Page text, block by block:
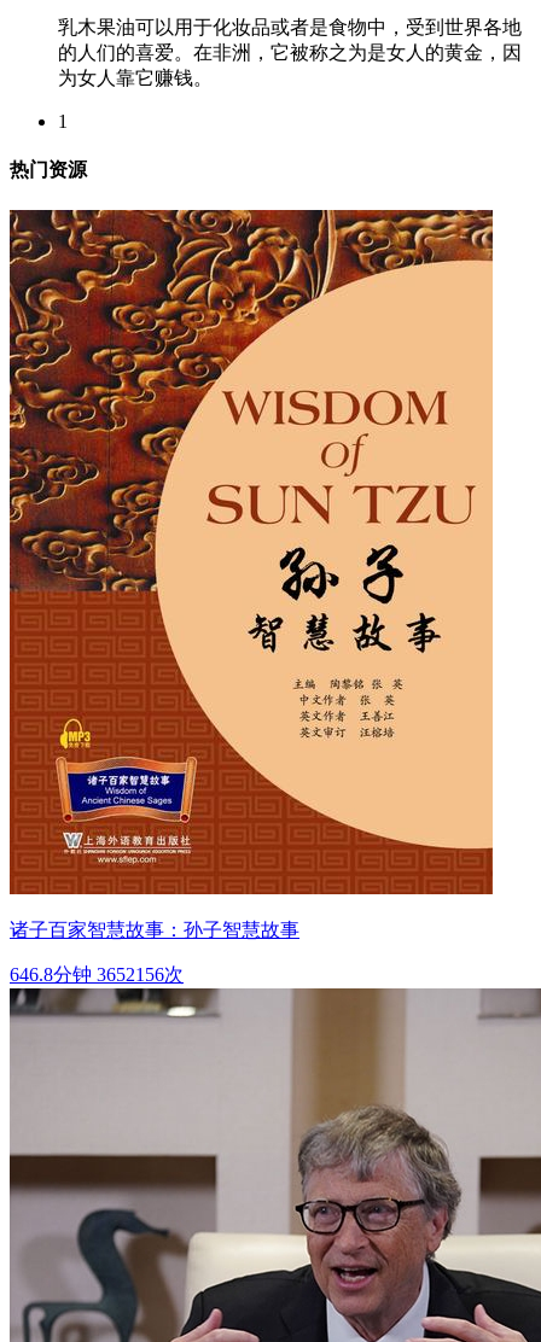
乳木果油可以用于化妆品或者是食物中，受到世界各地
的人们的喜爱。在非洲，它被称之为是女人的黄金，因
为女人靠它赚钱。
1
热门资源
诸子百家智慧故事：孙子智慧故事
646.8分钟 3652156次